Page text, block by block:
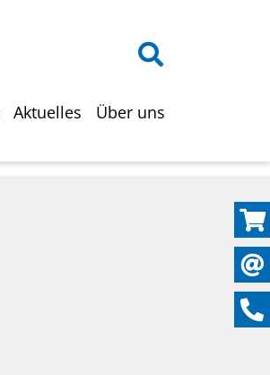
Aktuelles Über uns